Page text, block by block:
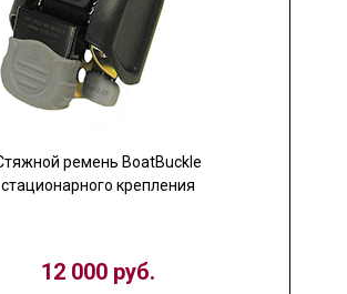
ремень BoatBuckle
стационарного крепления
12 000 руб.